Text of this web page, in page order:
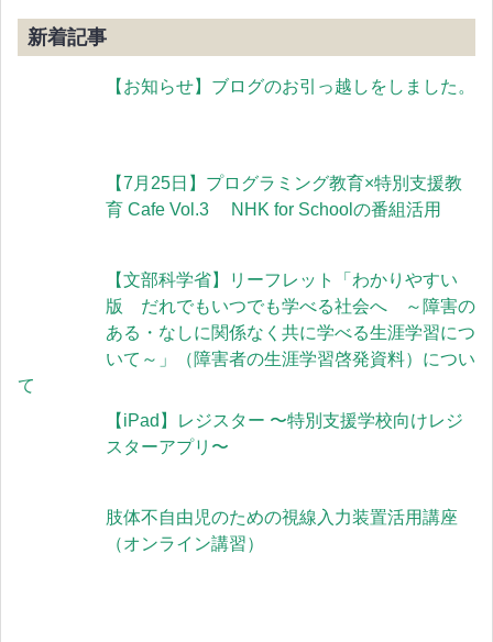
新着記事
【お知らせ】ブログのお引っ越しをしました。
【7月25日】プログラミング教育×特別支援教
育 Cafe Vol.3 NHK for Schoolの番組活用
【文部科学省】リーフレット「わかりやすい
版 だれでもいつでも学べる社会へ ～障害の
ある・なしに関係なく共に学べる生涯学習につ
いて～」（障害者の生涯学習啓発資料）につい
て
【iPad】レジスター 〜特別支援学校向けレジ
スターアプリ〜
肢体不自由児のための視線入力装置活用講座
（オンライン講習）